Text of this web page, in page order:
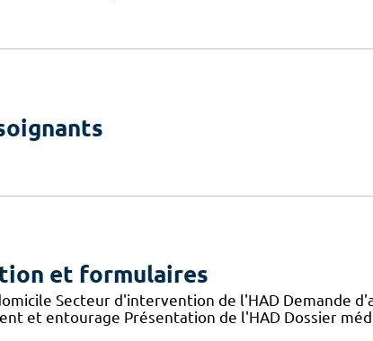
et formulaires
Secteur d'intervention de l'HAD Demande
et entourage Présentation de l'HAD Dossier